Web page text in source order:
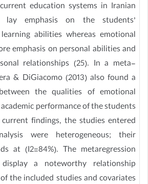
education systems in Iranian
lay emphasis on the students’
abilities whereas emotional
emphasis on personal abilities and
relationships (25). In a meta-
& DiGiacomo (2013) also found a
the qualities of emotional
performance of the students
findings, the studies entered
were heterogeneous; their
at (I2=84%). The metaregression
a noteworthy relationship
the included studies and covariates